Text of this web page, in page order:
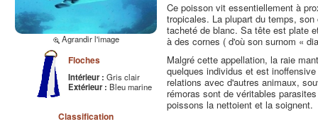
Agrandir l'image
Floches
Intérieur : Gris clair
Extérieur : Bleu marine
Classification
Ce poisson vit essentiellement à
tropicales. La plupart du temps,
tacheté de blanc. Sa tête est plate
à des cornes ( d'où son surnom «
Malgré cette appellation, la raie
quelques individus et est
relations avec d'autres animaux,
rémoras sont de véritables
poissons la nettoient et la soignent.